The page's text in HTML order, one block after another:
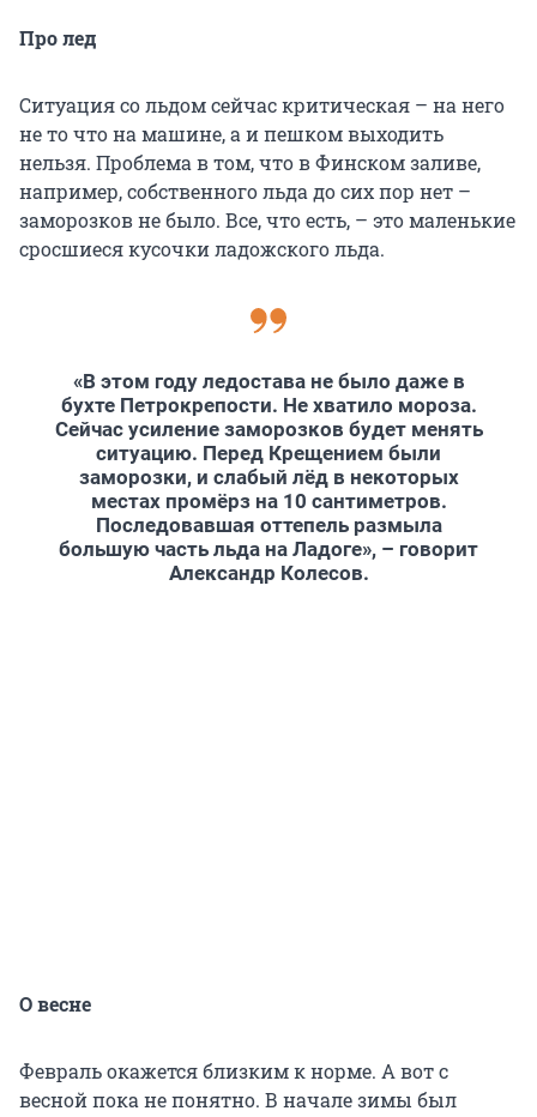
Про лед
Ситуация со льдом сейчас критическая – на него
не то что на машине, а и пешком выходить
нельзя. Проблема в том, что в Финском заливе,
например, собственного льда до сих пор нет –
заморозков не было. Все, что есть, – это маленькие
сросшиеся кусочки ладожского льда.
«В этом году ледостава не было даже в
бухте Петрокрепости. Не хватило мороза.
Сейчас усиление заморозков будет менять
ситуацию. Перед Крещением были
заморозки, и слабый лёд в некоторых
местах промёрз на 10 сантиметров.
Последовавшая оттепель размыла
большую часть льда на Ладоге», – говорит
Александр Колесов.
О весне
Февраль окажется близким к норме. А вот с
весной пока не понятно. В начале зимы был